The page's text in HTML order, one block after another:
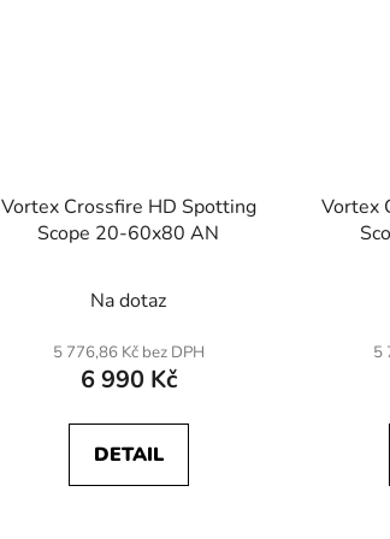
Vortex Crossfire HD Spotting
Scope 20-60x80 AN
Na dotaz
5 776,86 Kč bez DPH
6 990 Kč
DETAIL
Vortex
5